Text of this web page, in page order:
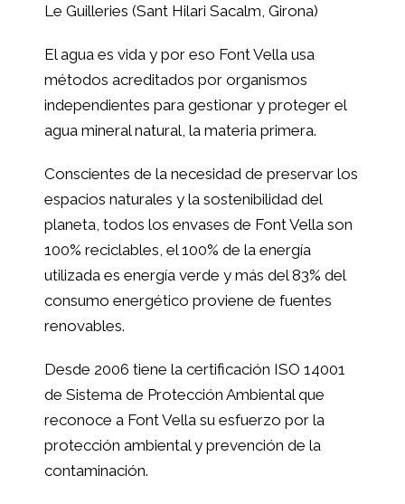
Le Guilleries (Sant Hilari Sacalm, Girona)
El agua es vida y por eso Font Vella usa
métodos acreditados por organismos
independientes para gestionar y proteger el
agua mineral natural, la materia primera.
Conscientes de la necesidad de preservar los
espacios naturales y la sostenibilidad del
planeta, todos los envases de Font Vella son
100% reciclables, el 100% de la energía
utilizada es energía verde y más del 83% del
consumo energético proviene de fuentes
renovables.
Desde 2006 tiene la certificación ISO 14001
de Sistema de Protección Ambiental que
reconoce a Font Vella su esfuerzo por la
protección ambiental y prevención de la
contaminación.